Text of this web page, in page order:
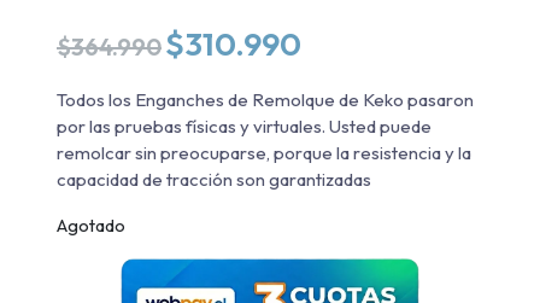
$364.990 El
precio
original
era:
$364.990.
$310.990
actual
es:
$310.990.
Todos los Enganches de Remolque de Keko pasaron
por las pruebas físicas y virtuales. Usted puede
remolcar sin preocuparse, porque la resistencia y la
capacidad de tracción son garantizadas
Agotado